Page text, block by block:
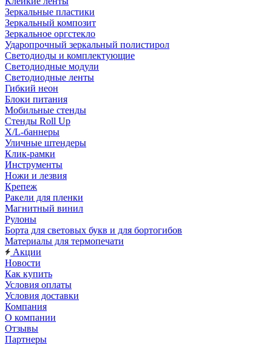
Зеркальные пластики
Зеркальный композит
Зеркальное оргстекло
Ударопрочный зеркальный полистирол
Светодиоды и комплектующие
Светодиодные модули
Светодиодные ленты
Гибкий неон
Блоки питания
Мобильные стенды
Стенды Roll Up
X/L-баннеры
Уличные штендеры
Клик-рамки
Инструменты
Ножи и лезвия
Крепеж
Ракели для пленки
Магнитный винил
Рулоны
Борта для световых букв и для бортогибов
Материалы для термопечати
Акции
Новости
Как купить
Условия оплаты
Условия доставки
Компания
О компании
Отзывы
Партнеры